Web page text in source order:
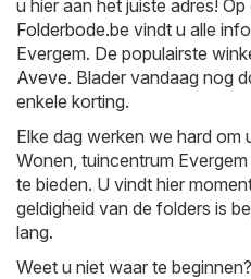
u hier aan het juiste adres!
Folderbode.be vindt u alle
Evergem. De populairste
Aveve. Blader vandaag nog
enkele korting.
Elke dag werken we hard om
Wonen, tuincentrum
te bieden. U vindt hier
geldigheid van de folders is
lang.
Weet u niet waar te